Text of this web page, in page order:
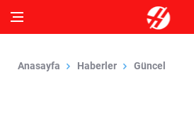
Anasayfa Haberler Güncel